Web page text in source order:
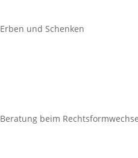
Erben und Schenken
Beratung beim